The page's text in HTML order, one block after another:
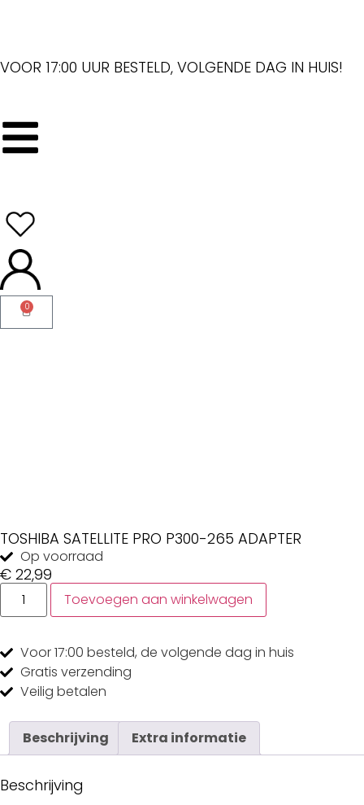
VOOR 17:00 UUR BESTELD, VOLGENDE DAG IN HUIS!
0
TOSHIBA SATELLITE PRO P300-265 ADAPTER
Op voorraad
€ 22,99
Toevoegen aan winkelwagen
Voor 17:00 besteld, de volgende dag in huis
Gratis verzending
Veilig betalen
Beschrijving Extra informatie
Beschrijving